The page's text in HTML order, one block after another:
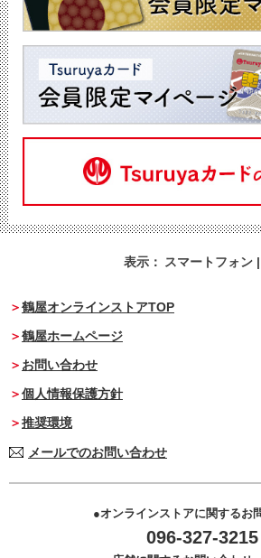
表示： スマートフォン |
鶴屋オンラインストアTOP
鶴屋ホームページ
お問い合わせ
個人情報保護方針
推奨環境
メールでのお問い合わせ
オンラインストアに関するお
096-327-3215